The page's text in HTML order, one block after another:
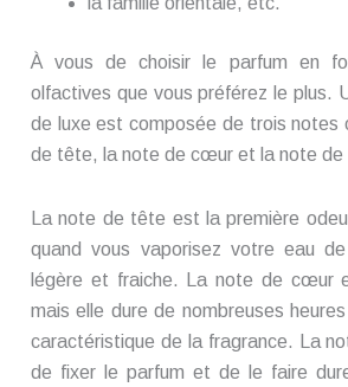
À vous de choisir le parfum en
olfactives que vous préférez le plus.
de luxe est composée de trois notes
de tête, la note de cœur et la note de
La note de tête est la première
quand vous vaporisez votre eau
légère et fraiche. La note de cœur
mais elle dure de nombreuses
caractéristique de la fragrance. La
de fixer le parfum et de le faire